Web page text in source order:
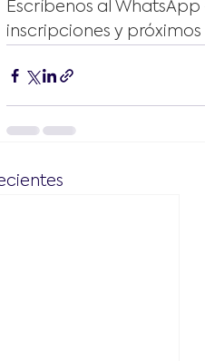
Escríbenos al
inscripciones y próximos